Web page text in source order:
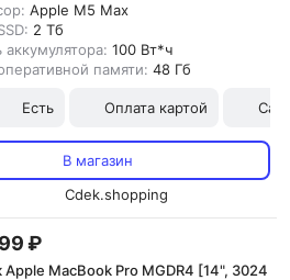
Apple M5 Max
2 Тб
аккумулятора: 100 Вт*ч
памяти: 48 Гб
Есть Оплата картой
В магазин
Cdek.shopping
₽
Apple MacBook Pro MGDR4 [14", 3024